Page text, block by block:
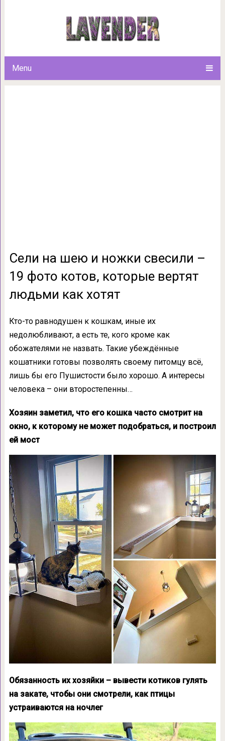
Menu
Сели на шею и ножки
вертят
Сели на шею и ножки свесили –
19 фото котов, которые вертят
людьми как хотят
Кто-то равнодушен к кошкам, иные их
недолюбливают, а есть те, кого кроме как
обожателями не назвать. Такие убеждённые
кошатники готовы позволять своему питомцу всё,
лишь бы его Пушистости было хорошо. А интересы
человека – они второстепенны…
Хозяин заметил, что его кошка часто смотрит на
окно, к которому не может подобраться, и построил
ей мост
Обязанность их хозяйки – вывести котиков гулять
на закате, чтобы они смотрели, как птицы
устраиваются на ночлег